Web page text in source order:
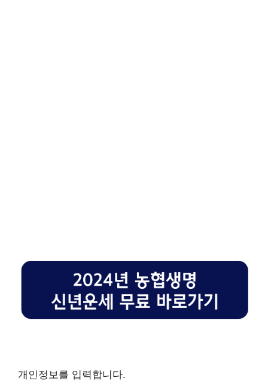
개인정보를 입력합니다.